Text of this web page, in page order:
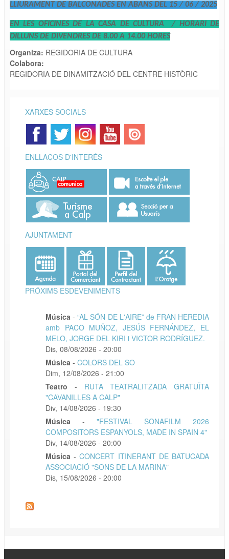
LLIURAMENT DE BALCONADES EN ABANS DEL 15 / 06 / 2025
EN LES OFICINES DE LA CASA DE CULTURA / HORARI DE
DILLUNS DE DIVENDRES DE 8.00 A 14.00 HORES
Organiza: REGIDORIA DE CULTURA
Colabora:
REGIDORIA DE DINAMITZACIÓ DEL CENTRE HISTÒRIC
XARXES SOCIALS
ENLLAÇOS D'INTERÉS
AJUNTAMENT
PRÓXIMS ESDEVENIMENTS
Música -“AL SÓN DE L'AIRE” de FRAN HEREDIA
amb PACO MUÑOZ, JESÚS FERNÁNDEZ, EL
MELO, JORGE DEL KIRI i VICTOR RODRÍGUEZ.
Dis, 08/08/2026 - 20:00
Música - COLORS DEL SO
Dim, 12/08/2026 - 21:00
Teatro
- RUTA TEATRALITZADA GRATUÏTA
"CAVANILLES A CALP"
Div, 14/08/2026 - 19:30
Música
- "FESTIVAL SONAFILM 2026
COMPOSITORS ESPANYOLS, MADE IN SPAIN 4"
Div, 14/08/2026 - 20:00
Música -CONCERT ITINERANT DE BATUCADA
ASSOCIACIÓ "SONS DE LA MARINA"
Dis, 15/08/2026 - 20:00